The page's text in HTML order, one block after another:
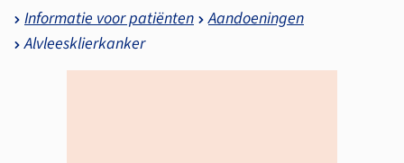
Informatie voor patiënten
Aandoeningen
Alvleesklierkanker